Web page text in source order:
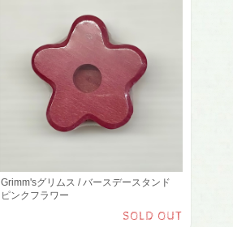
Grimm'sグリムス / バースデースタンド
ピンクフラワー
SOLD OUT